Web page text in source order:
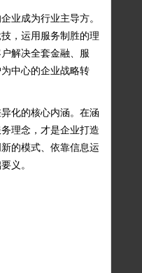
业成为行业主导方。
，运用服务制胜的理
解决全套金融、服
中心的企业战略转
化的核心内涵。在涵
理念，才是企业打造
的模式、依靠信息运
义。